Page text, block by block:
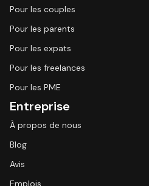
Pour les couples
Pour les parents
Pour les expats
Pour les freelances
Pour les PME
Entreprise
À propos de nous
Blog
Avis
Emplois